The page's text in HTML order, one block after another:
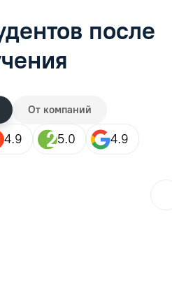
после
От компаний
4.9 5.0 4.9